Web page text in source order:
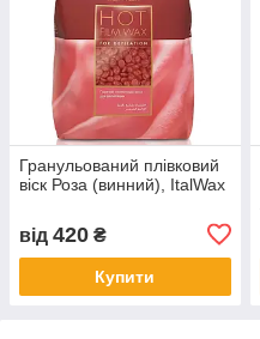
Гранульований плівковий
віск Роза (винний), ItalWax
від 420 ₴
Купити